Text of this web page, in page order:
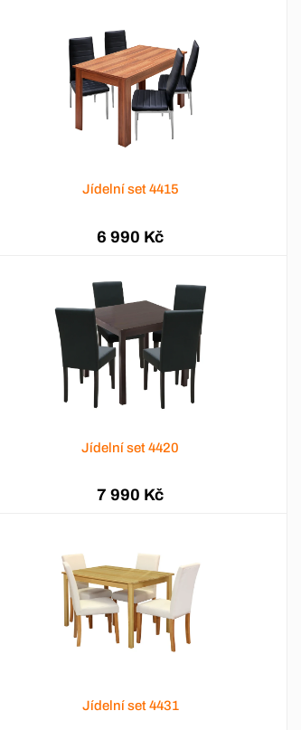
Jídelní set 4415
6 990 Kč
Jídelní set 4420
7 990 Kč
Jídelní set 4431